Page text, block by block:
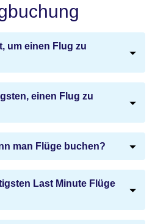
um einen Flug zu
einen Flug zu
man Flüge buchen?
Last Minute Flüge